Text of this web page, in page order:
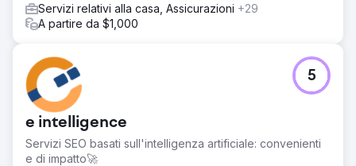
Servizi relativi alla casa, Assicurazioni +29
A partire da $1,000
e intelligence
Servizi SEO basati sull'intelligenza artificiale: convenienti
e di impatto🚀
5